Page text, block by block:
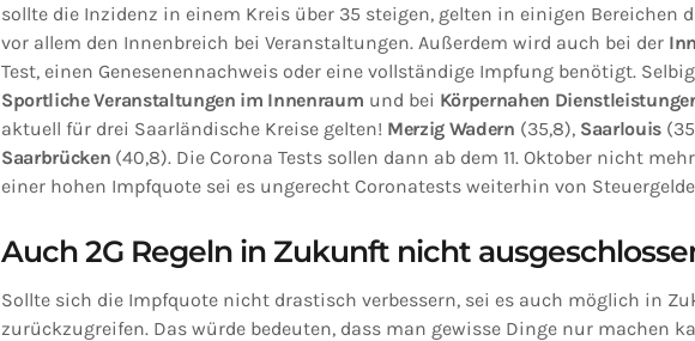
sollte die Inzidenz in einem Kreis über 35 steigen, gelten in einigen Bereichen
vor allem den Innenbreich bei Veranstaltungen. Außerdem wird auch bei der
Test, einen Genesenennachweis oder eine vollständige Impfung benötigt.
Sportliche Veranstaltungen im Innenraum und bei Körpernahen
aktuell für drei Saarländische Kreise gelten! Merzig Wadern (35,8), Saarlouis
Saarbrücken (40,8). Die Corona Tests sollen dann ab dem 11. Oktober nicht
einer hohen Impfquote sei es ungerecht Coronatests weiterhin von
Auch 2G Regeln in Zukunft nicht
Sollte sich die Impfquote nicht drastisch verbessern, sei es auch möglich in
zurückzugreifen. Das würde bedeuten, dass man gewisse Dinge nur machen